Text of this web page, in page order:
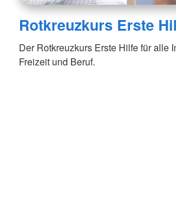
Rotkreuzkurs Erste
Der Rotkreuzkurs Erste Hilfe für alle
Freizeit und Beruf.